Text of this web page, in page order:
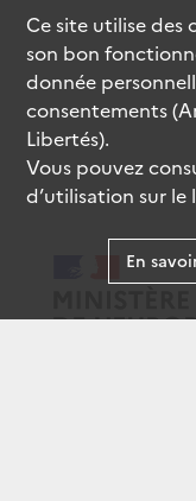
Ce site utilise des
son bon
donnée
consentements
Libertés).
Vous pouvez
d’utilisation sur le
En